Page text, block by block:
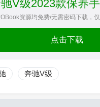
V级2023款保养
资源均免费/无需密码下载，仅
点击下载
奔驰V级